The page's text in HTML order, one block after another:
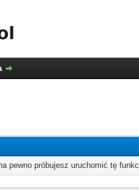
pewno próbujesz uruchomić tę